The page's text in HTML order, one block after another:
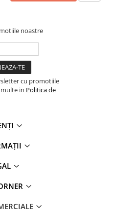
noastre
cu promotiile
in Politica de